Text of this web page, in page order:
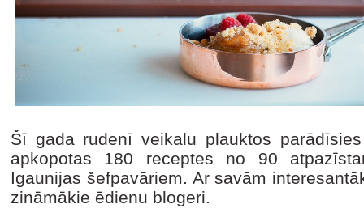
Šī gada rudenī veikalu plauktos
apkopotas 180 receptes no 90
Igaunijas šefpavāriem. Ar savām
zināmākie ēdienu blogeri.